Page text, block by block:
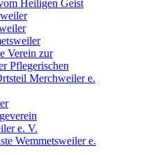
Heiligen Geist
Verein zur
Pflegerischen
Merchweiler e.
e. V.
Wemmetsweiler e.